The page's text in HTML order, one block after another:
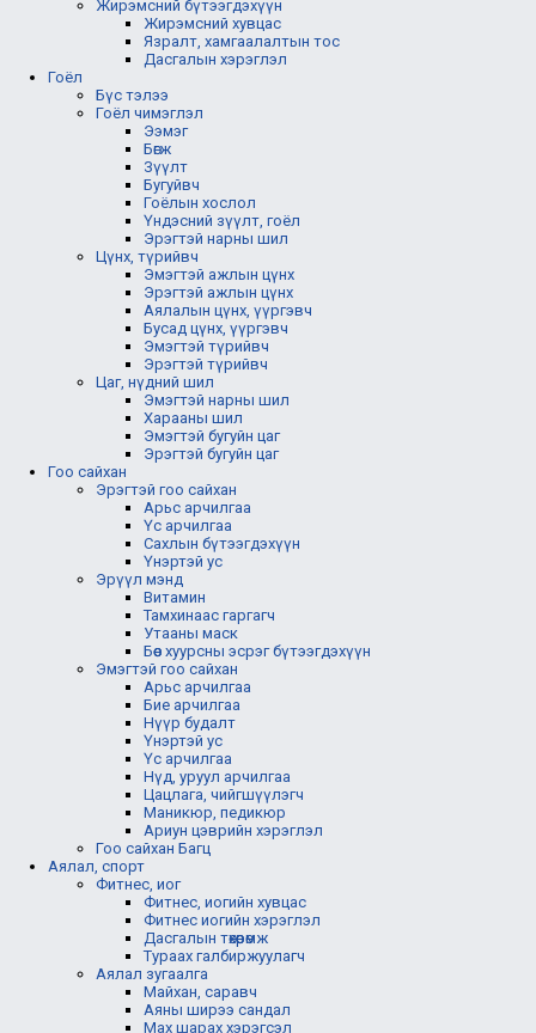
Жирэмсний бүтээгдэхүүн
Жирэмсний хувцас
Язралт, хамгаалалтын тос
Дасгалын хэрэглэл
Гоёл
Бүс тэлээ
Гоёл чимэглэл
Ээмэг
Бөгж
Зүүлт
Бугуйвч
Гоёлын хослол
Үндэсний зүүлт, гоёл
Эрэгтэй нарны шил
Цүнх, түрийвч
Эмэгтэй ажлын цүнх
Эрэгтэй ажлын цүнх
Аялалын цүнх, үүргэвч
Бусад цүнх, үүргэвч
Эмэгтэй түрийвч
Эрэгтэй түрийвч
Цаг, нүдний шил
Эмэгтэй нарны шил
Харааны шил
Эмэгтэй бугуйн цаг
Эрэгтэй бугуйн цаг
Гоо сайхан
Эрэгтэй гоо сайхан
Арьс арчилгаа
Үс арчилгаа
Сахлын бүтээгдэхүүн
Үнэртэй ус
Эрүүл мэнд
Витамин
Тамхинаас гаргагч
Утааны маск
Бөөс хуурсны эсрэг бүтээгдэхүүн
Эмэгтэй гоо сайхан
Арьс арчилгаа
Бие арчилгаа
Нүүр будалт
Үнэртэй ус
Үс арчилгаа
Нүд, уруул арчилгаа
Цацлага, чийгшүүлэгч
Маникюр, педикюр
Ариун цэврийн хэрэглэл
Гоо сайхан Багц
Аялал, спорт
Фитнес, иог
Фитнес, иогийн хувцас
Фитнес иогийн хэрэглэл
Дасгалын төхөөрөмж
Тураах галбиржуулагч
Аялал зугаалга
Майхан, саравч
Аяны ширээ сандал
Мах шарах хэрэгсэл